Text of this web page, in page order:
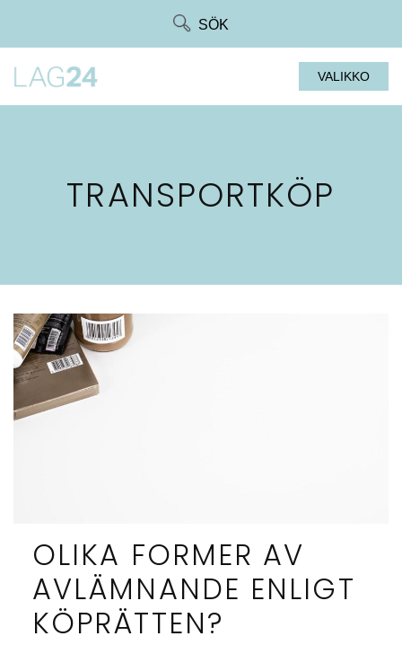
SÖK
VALIKKO
TRANSPORTKÖP
OLIKA FORMER AV
AVLÄMNANDE ENLIGT
KÖPRÄTTEN?